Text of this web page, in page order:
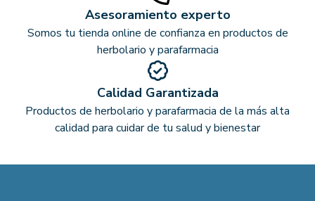
Asesoramiento experto
Somos tu tienda online de confianza en productos de
herbolario y parafarmacia
Calidad Garantizada
Productos de herbolario y parafarmacia de la más alta
calidad para cuidar de tu salud y bienestar